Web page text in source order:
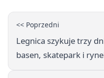
<< Poprzedni
Legnica szykuje trzy
basen, skatepark i